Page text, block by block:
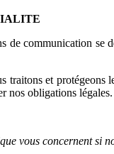
de communication se
traitons et protégeons
nos obligations légales.
vous concernent si